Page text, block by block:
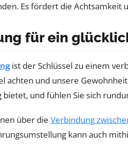
Es fördert die Achtsamkeit
für ein
ist der Schlüssel zu einem
achten und unsere
bietet, und fühlen Sie sich
über die Verbindung
kann auch